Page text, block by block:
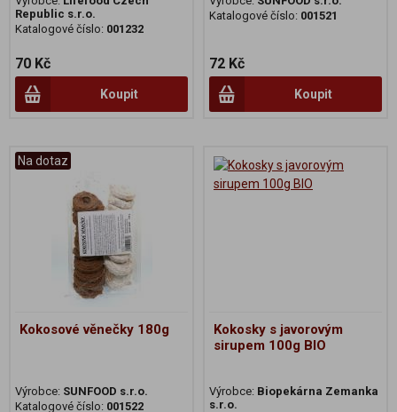
Republic s.r.o.
Katalogové číslo: 001232
70 Kč
Koupit
Katalogové číslo: 001521
72 Kč
Koupit
Na dotaz
Kokosové věnečky 180g
Výrobce: SUNFOOD s.r.o.
Katalogové číslo: 001522
Kokosky s javorovým
sirupem 100g BIO
Výrobce: Biopekárna Zemanka
s.r.o.